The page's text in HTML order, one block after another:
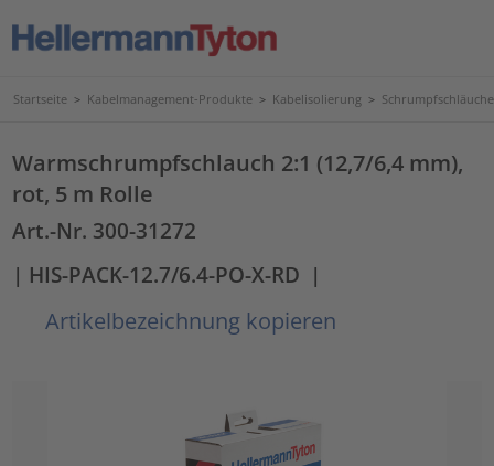
Startseite > Kabelmanagement-Produkte > Kabelisolierung > Schrumpfschläuche
Warmschrumpfschlauch 2:1 (12,7/6,4 mm),
rot, 5 m Rolle
Art.-Nr. 300-31272
| HIS-PACK-12.7/6.4-PO-X-RD |
Artikelbezeichnung kopieren